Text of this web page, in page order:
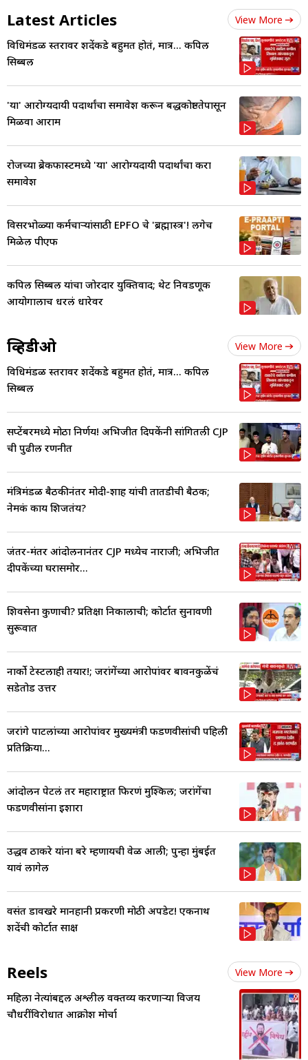
Latest Articles View More
विधिमंडळ स्तरावर शिंदेंकडे बहुमत होतं, मात्र... कपिल
सिब्बल
'या' आरोग्यदायी पदार्थांचा समावेश करून बद्धकोष्ठतेपासून
मिळवा आराम
रोजच्या ब्रेकफास्टमध्ये 'या' आरोग्यदायी पदार्थांचा करा
समावेश
विसरभोळ्या कर्मचार्‍यांसाठी EPFO चे 'ब्रह्मास्त्र'! लगेच
मिळेल पीएफ
कपिल सिब्बल यांचा जोरदार युक्तिवाद; थेट निवडणूक
आयोगालाच धरलं धारेवर
व्हिडीओ View More
विधिमंडळ स्तरावर शिंदेंकडे बहुमत होतं, मात्र... कपिल
सिब्बल
सप्टेंबरमध्ये मोठा निर्णय! अभिजीत दिपकेंनी सांगितली CJP
ची पुढील रणनीत
मंत्रिमंडळ बैठकीनंतर मोदी-शाह यांची तातडीची बैठक;
नेमकं काय शिजतंय?
जंतर-मंतर आंदोलनानंतर CJP मध्येच नाराजी; अभिजीत
दीपकेंच्या घरासमोर...
शिवसेना कुणाची? प्रतिक्षा निकालाची; कोर्टात सुनावणी
सुरूवात
नार्को टेस्टलाही तयार!; जरांगेंच्या आरोपांवर बावनकुळेंचं
सडेतोड उत्तर
जरांगे पाटलांच्या आरोपांवर मुख्यमंत्री फडणवीसांची पहिली
प्रतिक्रिया...
आंदोलन पेटलं तर महाराष्ट्रात फिरणं मुश्किल; जरांगेंचा
फडणवीसांना इशारा
उद्धव ठाकरे यांना बरे म्हणायची वेळ आली; पुन्हा मुंबईत
यावं लागेल
वसंत डावखरे मानहानी प्रकरणी मोठी अपडेट! एकनाथ
शिंदेंची कोर्टात साक्ष
Reels View More
महिला नेत्यांबद्दल अश्लील वक्तव्य करणाऱ्या विजय
चौधरींविरोधात आक्रोश मोर्चा